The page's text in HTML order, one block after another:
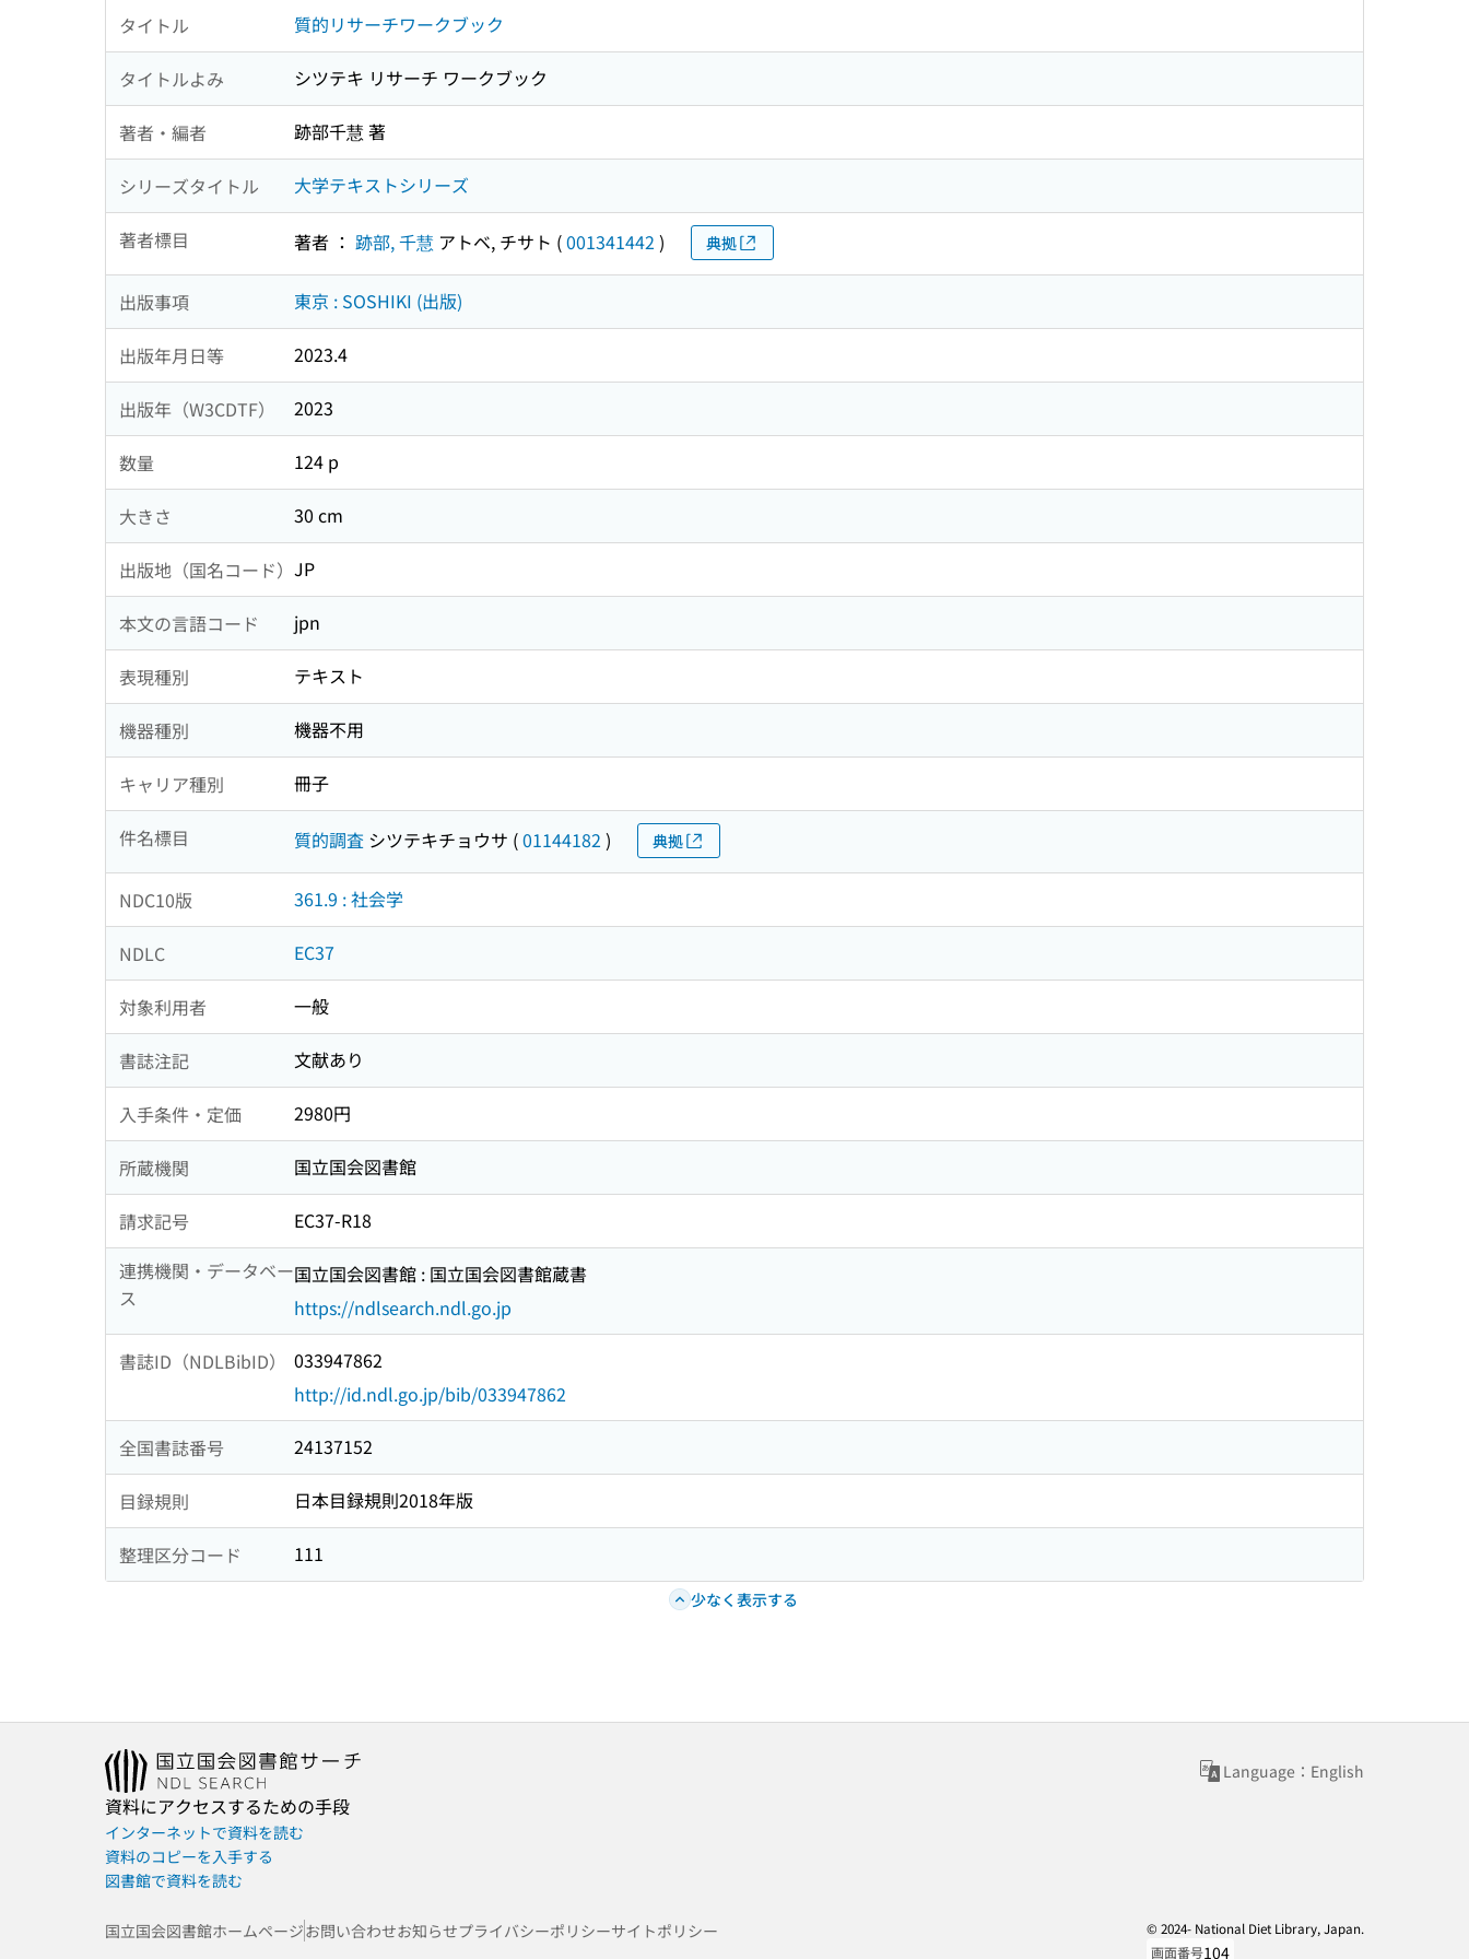
タイトル 質的リサーチワークブック
タイトルよみ シツテキ リサーチ ワークブック
著者・編者 跡部千慧 著
シリーズタイトル 大学テキストシリーズ
著者標目 著者 ： 跡部, 千慧 アトベ, チサト (001341442 ) 典拠
出版事項 東京 : SOSHIKI (出版)
出版年月日等 2023.4
出版年（W3CDTF） 2023
数量 124 p
大きさ 30 cm
出版地（国名コード） JP
本文の言語コード jpn
表現種別 テキスト
機器種別 機器不用
キャリア種別 冊子
件名標目 質的調査 シツテキチョウサ (01144182 ) 典拠
NDC10版 361.9 : 社会学
NDLC EC37
対象利用者 一般
書誌注記 文献あり
入手条件・定価 2980円
所蔵機関 国立国会図書館
請求記号
EC37-R18
連携機関・データベー
ス
国立国会図書館 : 国立国会図書館蔵書
https://ndlsearch.ndl.go.jp
書誌ID（NDLBibID）
033947862
http://id.ndl.go.jp/bib/033947862
全国書誌番号 24137152
目録規則 日本目録規則2018年版
整理区分コード 111
少なく表示する
Language：English
資料にアクセスするための手段
インターネットで資料を読む
資料のコピーを入手する
図書館で資料を読む
国立国会図書館ホームページお問い合わせお知らせプライバシーポリシーサイトポリシー
© 2024- National Diet Library, Japan.
画面番号104